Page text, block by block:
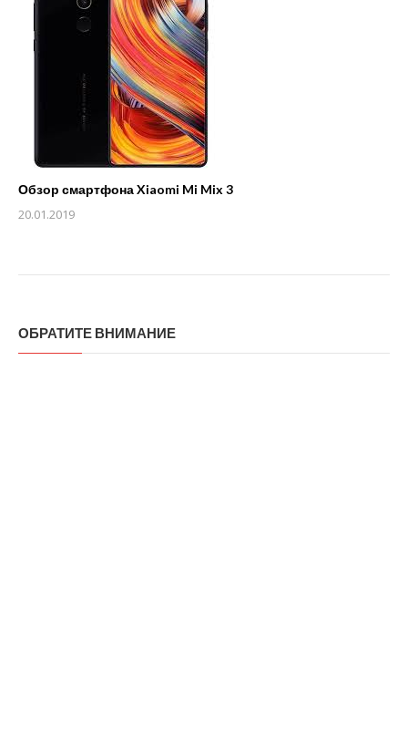
Обзор смартфона Xiaomi Mi Mix 3
20.01.2019
ОБРАТИТЕ ВНИМАНИЕ